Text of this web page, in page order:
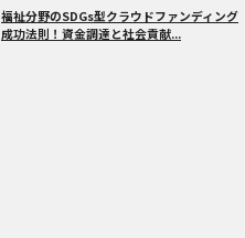
福祉分野のSDGs型クラウドファンディング
成功法則！資金調達と社会貢献...